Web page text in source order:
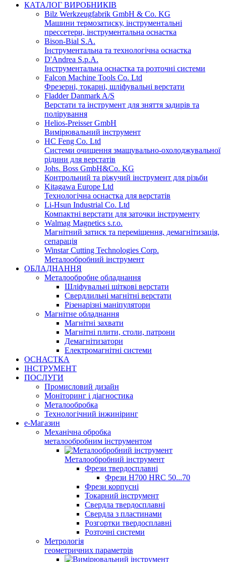
КАТАЛОГ ВИРОБНИКІВ
Bilz Werkzeugfabrik GmbH & Co. KG
Машини термозатиску, інструментальні
прессетери, інструментальна оснастка
Bison-Bial S.A.
Інструментальна та технологічна оснастка
D'Andrea S.p.A.
Інструментальна оснастка та розточні системи
Falcon Machine Tools Co. Ltd
Фрезерні, токарні, шліфувальні верстати
Fladder Danmark A/S
Верстати та інструмент для зняття задирів та
полірування
Helios-Preisser GmbH
Вимірювальний інструмент
HC Feng Co. Ltd
Системи очищення змащувально-охолоджувальної
рідини для верстатів
Johs. Boss GmbH&Co. KG
Контрольний та ріжучий інструмент для різьби
Kitagawa Europe Ltd
Технологічна оснастка для верстатів
Li-Hsun Industrial Co. Ltd
Компактні верстати для заточки інструменту
Walmag Magnetics s.r.o.
Магнітний затиск та переміщення, демагнітизація,
сепарація
Winstar Cutting Technologies Corp.
Металообробний інструмент
ОБЛАДНАННЯ
Металообробне обладнання
Шліфувальні щіткові верстати
Свердлильні магнітні верстати
Різенарізні маніпулятори
Магнітне обладнання
Магнітні захвати
Магнітні плити, столи, патрони
Демагнітизатори
Електромагнітні системи
ОСНАСТКА
ІНСТРУМЕНТ
ПОСЛУГИ
Промисловий дизайн
Моніторинг і діагностика
Металообробка
Технологічний інжиніринг
е-Магазин
Механічна обробка
металообробним інструментом
Металообробний інструмент
Фрези твердосплавні
Фрези H700 HRC 50...70
Фрези корпусні
Токарний інструмент
Свердла твердосплавні
Свердла з пластинами
Розгортки твердосплавні
Розточні системи
Метрологія
геометричних параметрів